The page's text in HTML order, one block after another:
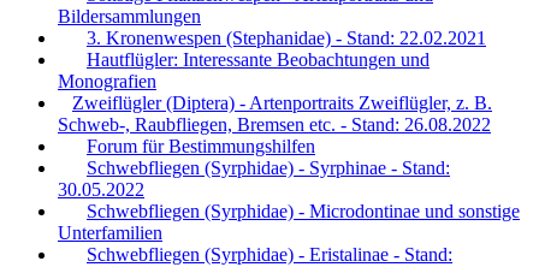
Bildersammlungen
3. Kronenwespen (Stephanidae) - Stand: 22.02.2021
Hautflügler: Interessante Beobachtungen und
Monografien
Zweiflügler (Diptera) - Artenportraits Zweiflügler, z. B.
Schweb-, Raubfliegen, Bremsen etc. - Stand: 26.08.2022
Forum für Bestimmungshilfen
Schwebfliegen (Syrphidae) - Syrphinae - Stand:
30.05.2022
Schwebfliegen (Syrphidae) - Microdontinae und sonstige
Unterfamilien
Schwebfliegen (Syrphidae) - Eristalinae - Stand: